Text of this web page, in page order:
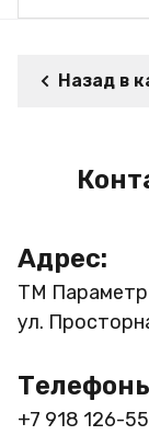
Назад в
Адрес:
ТМ
ул.
+7 918 126-